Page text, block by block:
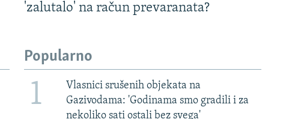
'zalutalo' na račun prevaranata?
Popularno
1
Vlasnici srušenih objekata na
Gazivodama: 'Godinama smo gradili i za
nekoliko sati ostali bez svega'